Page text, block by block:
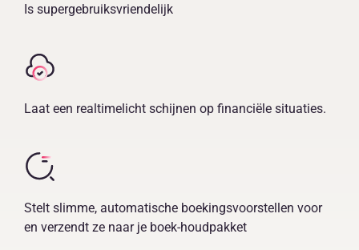
Is supergebruiksvriendelijk
Laat een realtimelicht schijnen op financiële situaties.
Stelt slimme, automatische boekingsvoorstellen voor
en verzendt ze naar je boek-houdpakket